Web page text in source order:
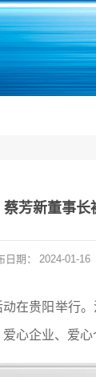
芳新董事
日期： 2024-01-16
在贵阳举行
心企业、爱